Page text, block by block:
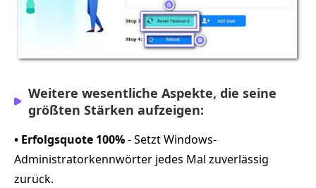
Weitere wesentliche Aspekte, die seine
größten Stärken aufzeigen:
• Erfolgsquote 100%- Setzt Windows-
Administratorkennwörter jedes Mal zuverlässig
zurück.